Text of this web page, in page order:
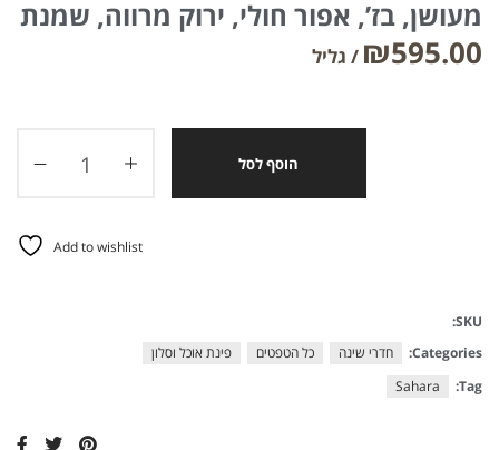
מעושן, בז’, אפור חולי, ירוק מרווה, שמנת
₪595.00
הוסף לסל
Add to wishlist
SKU:
Categories:
חדרי שינה כל הטפטים
פינת אוכל וסלון
Tag:
Sahara